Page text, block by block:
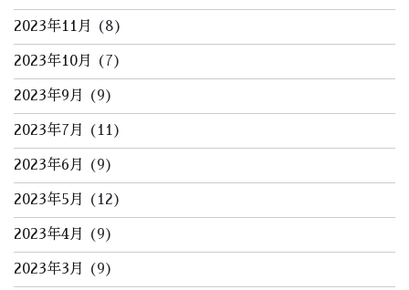
2023年11月 (8)
2023年10月 (7)
2023年9月 (9)
2023年7月 (11)
2023年6月 (9)
2023年5月 (12)
2023年4月 (9)
2023年3月 (9)